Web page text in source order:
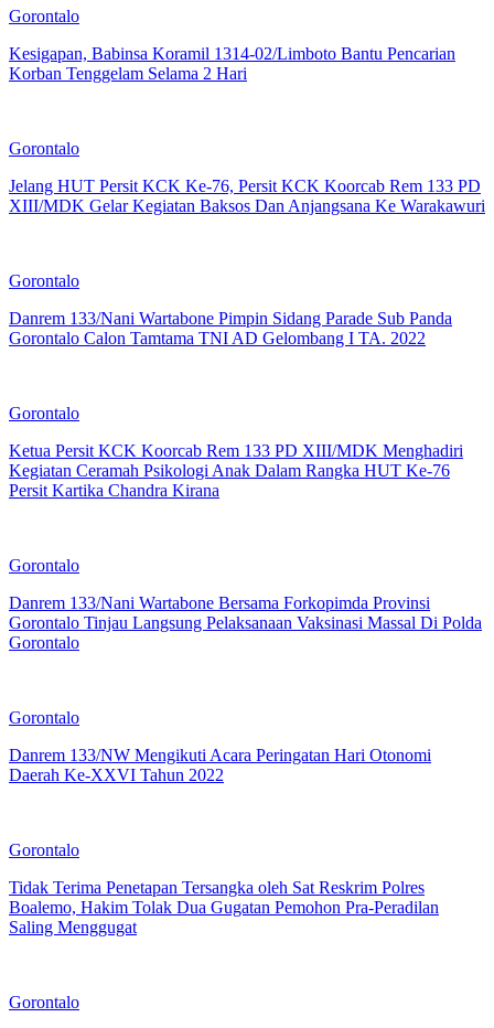
Gorontalo
Kesigapan, Babinsa Koramil 1314-02/Limboto Bantu Pencarian
Korban Tenggelam Selama 2 Hari
Gorontalo
Jelang HUT Persit KCK Ke-76, Persit KCK Koorcab Rem 133 PD
XIII/MDK Gelar Kegiatan Baksos Dan Anjangsana Ke Warakawuri
Gorontalo
Danrem 133/Nani Wartabone Pimpin Sidang Parade Sub Panda
Gorontalo Calon Tamtama TNI AD Gelombang I TA. 2022
Gorontalo
Ketua Persit KCK Koorcab Rem 133 PD XIII/MDK Menghadiri
Kegiatan Ceramah Psikologi Anak Dalam Rangka HUT Ke-76
Persit Kartika Chandra Kirana
Gorontalo
Danrem 133/Nani Wartabone Bersama Forkopimda Provinsi
Gorontalo Tinjau Langsung Pelaksanaan Vaksinasi Massal Di Polda
Gorontalo
Gorontalo
Danrem 133/NW Mengikuti Acara Peringatan Hari Otonomi
Daerah Ke-XXVI Tahun 2022
Gorontalo
Tidak Terima Penetapan Tersangka oleh Sat Reskrim Polres
Boalemo, Hakim Tolak Dua Gugatan Pemohon Pra-Peradilan
Saling Menggugat
Gorontalo